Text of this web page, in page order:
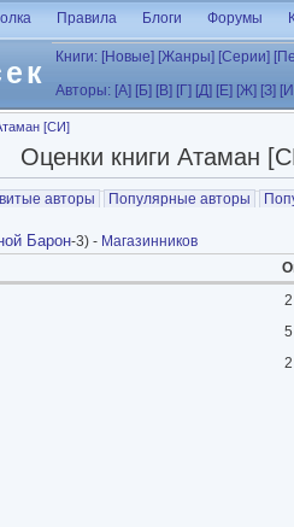
Правила Блоги Форумы
Книги: [Новые] [Жанры] [Серии]
Авторы: [А] [Б] [В] [Г] [Д] [Е] [Ж] [З]
[СИ]
Оценки книги Атаман
вкладка)авторы Популярные авторы
Барон-3) - Магазинников
2
5
2